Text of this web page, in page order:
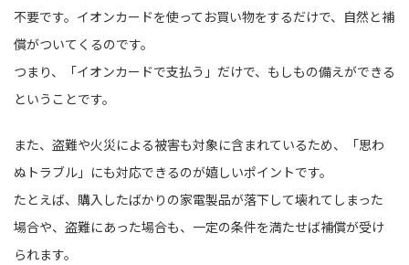
不要です。イオンカードを使ってお買い物をするだけで、自然と補
償がついてくるのです。
つまり、「イオンカードで支払う」だけで、もしもの備えができる
ということです。
また、盗難や火災による被害も対象に含まれているため、「思わ
ぬトラブル」にも対応できるのが嬉しいポイントです。
たとえば、購入したばかりの家電製品が落下して壊れてしまった
場合や、盗難にあった場合も、一定の条件を満たせば補償が受け
られます。